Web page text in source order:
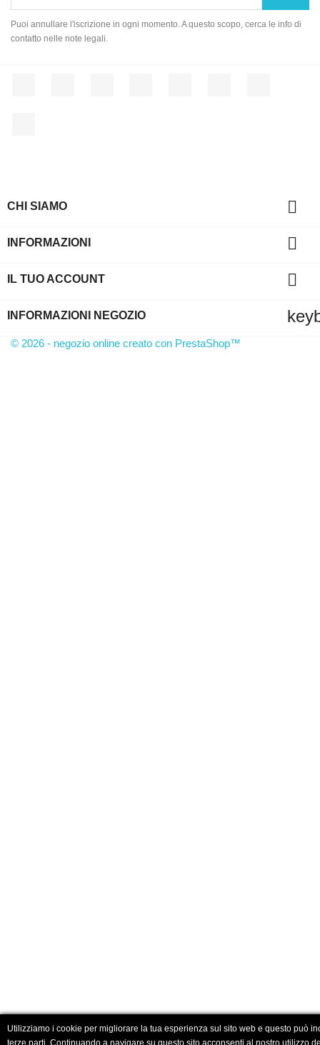
Puoi annullare l'iscrizione in ogni momento. A questo scopo, cerca le info di
contatto nelle note legali.
CHI SIAMO 
INFORMAZIONI 
IL TUO ACCOUNT 
INFORMAZIONI NEGOZIO
© 2026 - negozio online creato con PrestaShop™
Utilizziamo i cookie per migliorare la tua esperienza sul sito web e questo può
terze parti. Continuando a navigare su questo sito acconsenti al nostro utilizzo